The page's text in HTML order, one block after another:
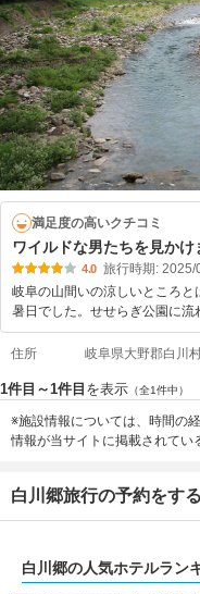
満足度の高いクチコミ
ワイルドな男たちを見かけ
4.0 旅行時期: 2025/
岐阜の山間いの涼しいところ
暑日でした。せせらぎ公園に流
住所 岐阜県大野郡白川
1件目～1件目 を表示 （全1件中）
※施設情報については、時間の
情報が当サイトに掲載されてい
白川郷旅行の予約をする
白川郷の人気ホテルラン